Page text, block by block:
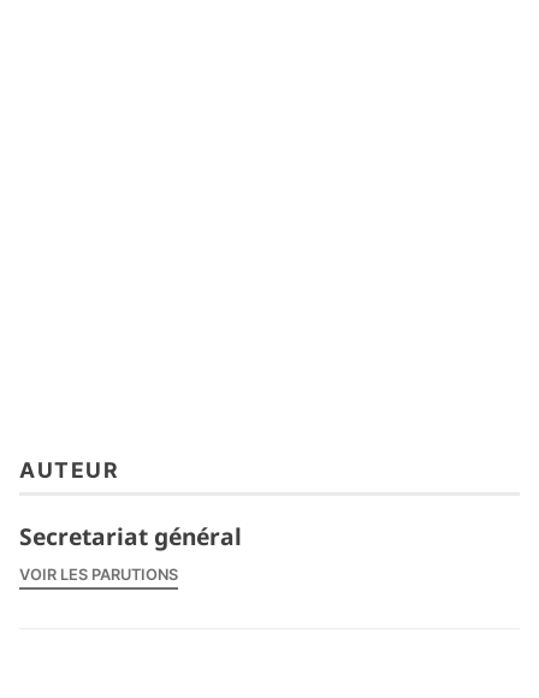
AUTEUR
Secretariat général
VOIR LES PARUTIONS